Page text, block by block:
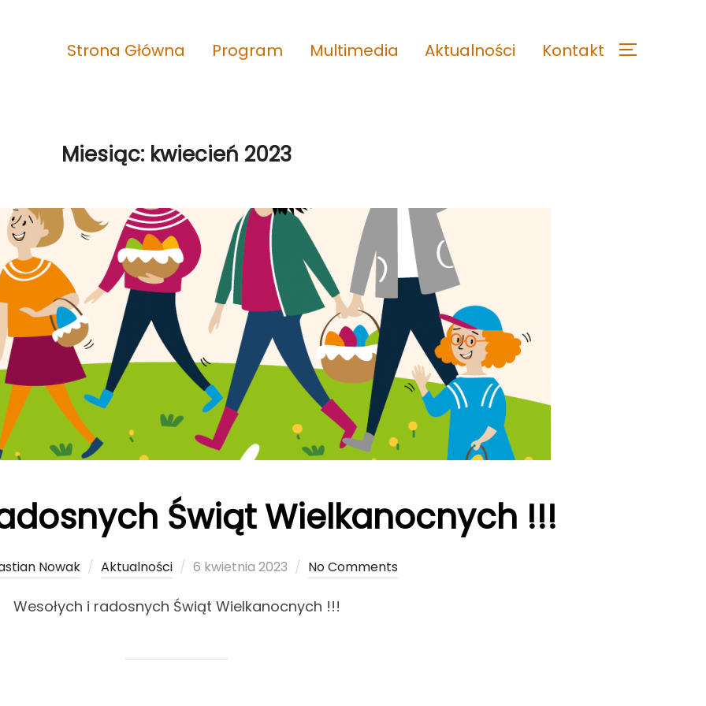
Strona Główna Program Multimedia Aktualności Kontakt TOGGLE
Miesiąc: kwiecień 2023
Świąt Wielkanocnych !!!
Nowak Aktualności
Posted
6 kwietnia 2023 No Comments
Wesołych i radosnych Świąt Wielkanocnych !!!